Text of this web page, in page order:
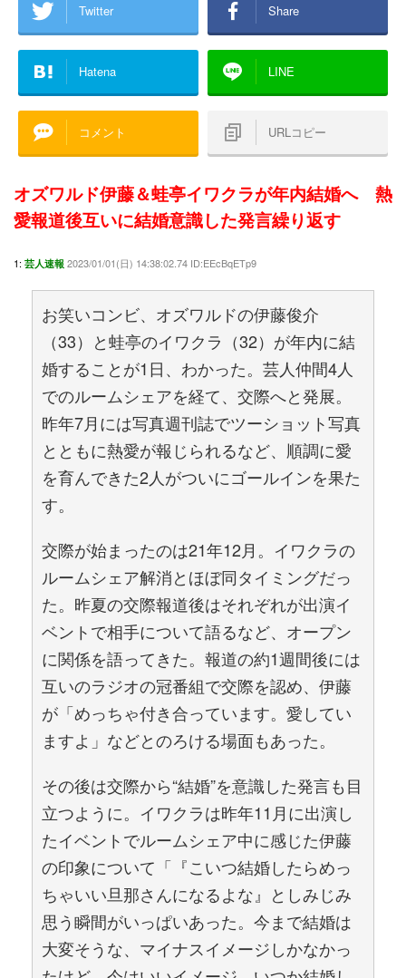
Twitter Share
Hatena LINE
コメント URLコピー
オズワルド伊藤＆蛙亭イワクラが年内結婚へ 熱
愛報道後互いに結婚意識した発言繰り返す
1: 芸人速報 2023/01/01(日) 14:38:02.74 ID:EEcBqETp9
お笑いコンビ、オズワルドの伊藤俊介
（33）と蛙亭のイワクラ（32）が年内に結
婚することが1日、わかった。芸人仲間4人
でのルームシェアを経て、交際へと発展。
昨年7月には写真週刊誌でツーショット写真
とともに熱愛が報じられるなど、順調に愛
を育んできた2人がついにゴールインを果た
す。
交際が始まったのは21年12月。イワクラの
ルームシェア解消とほぼ同タイミングだっ
た。昨夏の交際報道後はそれぞれが出演イ
ベントで相手について語るなど、オープン
に関係を語ってきた。報道の約1週間後には
互いのラジオの冠番組で交際を認め、伊藤
が「めっちゃ付き合っています。愛してい
ますよ」などとのろける場面もあった。
その後は交際から“結婚”を意識した発言も目
立つように。イワクラは昨年11月に出演し
たイベントでルームシェア中に感じた伊藤
の印象について「『こいつ結婚したらめっ
ちゃいい旦那さんになるよな』としみじみ
思う瞬間がいっぱいあった。今まで結婚は
大変そうな、マイナスイメージしかなかっ